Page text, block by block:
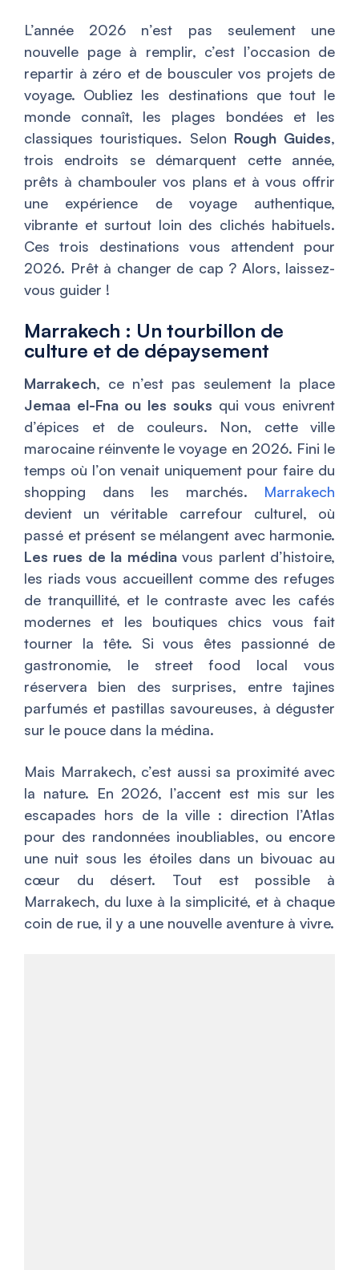
L’année 2026 n’est pas seulement une
nouvelle page à remplir, c’est l’occasion de
repartir à zéro et de bousculer vos projets de
voyage. Oubliez les destinations que tout le
monde connaît, les plages bondées et les
classiques touristiques. Selon Rough Guides,
trois endroits se démarquent cette année,
prêts à chambouler vos plans et à vous offrir
une expérience de voyage authentique,
vibrante et surtout loin des clichés habituels.
Ces trois destinations vous attendent pour
2026. Prêt à changer de cap ? Alors, laissez-
vous guider !
Marrakech : Un tourbillon de
culture et de dépaysement
Marrakech, ce n’est pas seulement la place
Jemaa el-Fna ou les souks qui vous enivrent
d’épices et de couleurs. Non, cette ville
marocaine réinvente le voyage en 2026. Fini le
temps où l’on venait uniquement pour faire du
shopping dans les marchés. Marrakech
devient un véritable carrefour culturel, où
passé et présent se mélangent avec harmonie.
Les rues de la médinavous parlent d’histoire,
les riads vous accueillent comme des refuges
de tranquillité, et le contraste avec les cafés
modernes et les boutiques chics vous fait
tourner la tête. Si vous êtes passionné de
gastronomie, le street food local vous
réservera bien des surprises, entre tajines
parfumés et pastillas savoureuses, à déguster
sur le pouce dans la médina.
Mais Marrakech, c’est aussi sa proximité avec
la nature. En 2026, l’accent est mis sur les
escapades hors de la ville : direction l’Atlas
pour des randonnées inoubliables, ou encore
une nuit sous les étoiles dans un bivouac au
cœur du désert. Tout est possible à
Marrakech, du luxe à la simplicité, et à chaque
coin de rue, il y a une nouvelle aventure à vivre.